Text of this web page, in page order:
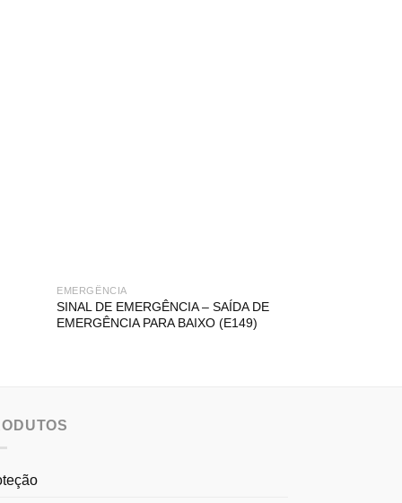
EMERGÊNCIA
SINAL DE EMERGÊNCIA – SAÍDA DE
EMERGÊNCIA PARA BAIXO (E149)